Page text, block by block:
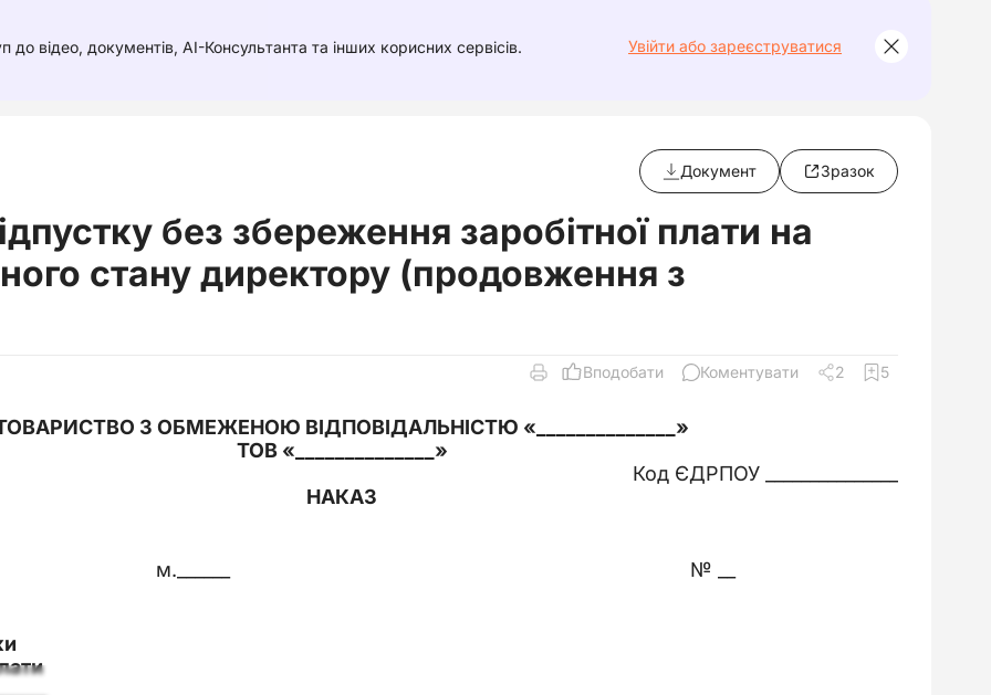
відео, документів, AI-Консультанта та інших корисних сервісів. Увійти або зареєструватися
Документ Зразок
без збереження заробітної плати на
стану директору (продовження з
Вподобати Коментувати 2 5
З ОБМЕЖЕНОЮ ВІДПОВІДАЛЬНІСТЮ «
»
ТОВ «
»
Код ЄДРПОУ _______________
НАКАЗ
м.______ № __